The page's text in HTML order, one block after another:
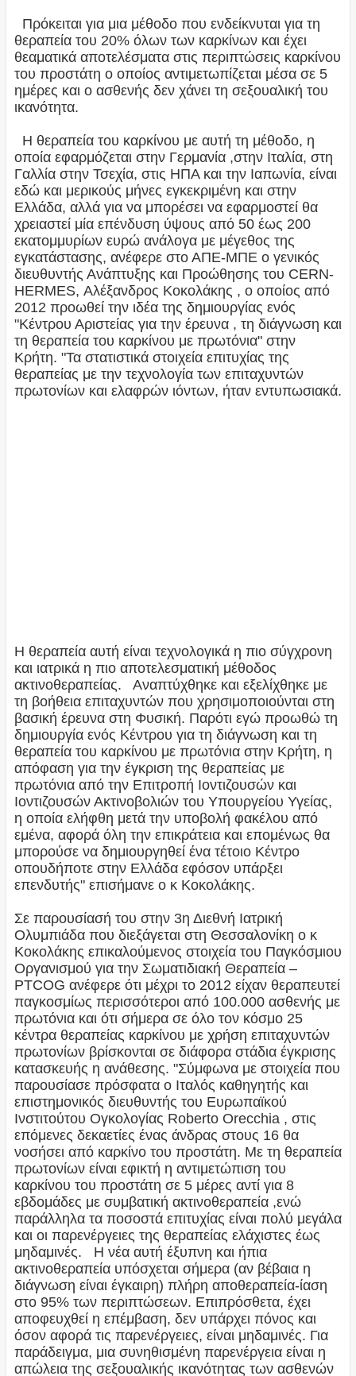
Πρόκειται για μια μέθοδο που ενδείκνυται για τη
θεραπεία του 20% όλων των καρκίνων και έχει
θεαματικά αποτελέσματα στις περιπτώσεις καρκίνου
του προστάτη ο οποίος αντιμετωπίζεται μέσα σε 5
ημέρες και ο ασθενής δεν χάνει τη σεξουαλική του
ικανότητα.
Η θεραπεία του καρκίνου με αυτή τη μέθοδο, η
οποία εφαρμόζεται στην Γερμανία ,στην Ιταλία, στη
Γαλλία στην Τσεχία, στις ΗΠΑ και την Ιαπωνία, είναι
εδώ και μερικούς μήνες εγκεκριμένη και στην
Ελλάδα, αλλά για να μπορέσει να εφαρμοστεί θα
χρειαστεί μία επένδυση ύψους από 50 έως 200
εκατομμυρίων ευρώ ανάλογα με μέγεθος της
εγκατάστασης, ανέφερε στο ΑΠΕ-ΜΠΕ ο γενικός
διευθυντής Ανάπτυξης και Προώθησης του CERN-
HERMES, Αλέξανδρος Κοκολάκης , ο οποίος από
2012 προωθεί την ιδέα της δημιουργίας ενός
"Κέντρου Αριστείας για την έρευνα , τη διάγνωση και
τη θεραπεία του καρκίνου με πρωτόνια" στην
Κρήτη. "Τα στατιστικά στοιχεία επιτυχίας της
θεραπείας με την τεχνολογία των επιταχυντών
πρωτονίων και ελαφρών ιόντων, ήταν εντυπωσιακά.
Η θεραπεία αυτή είναι τεχνολογικά η πιο σύγχρονη
και ιατρικά η πιο αποτελεσματική μέθοδος
ακτινοθεραπείας. Αναπτύχθηκε και εξελίχθηκε με
τη βοήθεια επιταχυντών που χρησιμοποιούνται στη
βασική έρευνα στη Φυσική. Παρότι εγώ προωθώ τη
δημιουργία ενός Κέντρου για τη διάγνωση και τη
θεραπεία του καρκίνου με πρωτόνια στην Κρήτη, η
απόφαση για την έγκριση της θεραπείας με
πρωτόνια από την Επιτροπή Ιοντιζουσών και
Ιοντιζουσών Ακτινοβολιών του Υπουργείου Υγείας,
η οποία ελήφθη μετά την υποβολή φακέλου από
εμένα, αφορά όλη την επικράτεια και επομένως θα
μπορούσε να δημιουργηθεί ένα τέτοιο Κέντρο
οπουδήποτε στην Ελλάδα εφόσον υπάρξει
επενδυτής" επισήμανε ο κ Κοκολάκης.
Σε παρουσίασή του στην 3η Διεθνή Ιατρική
Ολυμπιάδα που διεξάγεται στη Θεσσαλονίκη ο κ
Κοκολάκης επικαλούμενος στοιχεία του Παγκόσμιου
Οργανισμού για την Σωματιδιακή Θεραπεία –
PTCOG ανέφερε ότι μέχρι το 2012 είχαν θεραπευτεί
παγκοσμίως περισσότεροι από 100.000 ασθενής με
πρωτόνια και ότι σήμερα σε όλο τον κόσμο 25
κέντρα θεραπείας καρκίνου με χρήση επιταχυντών
πρωτονίων βρίσκονται σε διάφορα στάδια έγκρισης
κατασκευής η ανάθεσης. "Σύμφωνα με στοιχεία που
παρουσίασε πρόσφατα ο Ιταλός καθηγητής και
επιστημονικός διευθυντής του Ευρωπαϊκού
Ινστιτούτου Ογκολογίας Roberto Orecchia , στις
επόμενες δεκαετίες ένας άνδρας στους 16 θα
νοσήσει από καρκίνο του προστάτη. Με τη θεραπεία
πρωτονίων είναι εφικτή η αντιμετώπιση του
καρκίνου του προστάτη σε 5 μέρες αντί για 8
εβδομάδες με συμβατική ακτινοθεραπεία ,ενώ
παράλληλα τα ποσοστά επιτυχίας είναι πολύ μεγάλα
και οι παρενέργειες της θεραπείας ελάχιστες έως
μηδαμινές. Η νέα αυτή έξυπνη και ήπια
ακτινοθεραπεία υπόσχεται σήμερα (αν βέβαια η
διάγνωση είναι έγκαιρη) πλήρη αποθεραπεία-ίαση
στο 95% των περιπτώσεων. Επιπρόσθετα, έχει
αποφευχθεί η επέμβαση, δεν υπάρχει πόνος και
όσον αφορά τις παρενέργειες, είναι μηδαμινές. Για
παράδειγμα, μια συνηθισμένη παρενέργεια είναι η
απώλεια της σεξουαλικής ικανότητας των ασθενών